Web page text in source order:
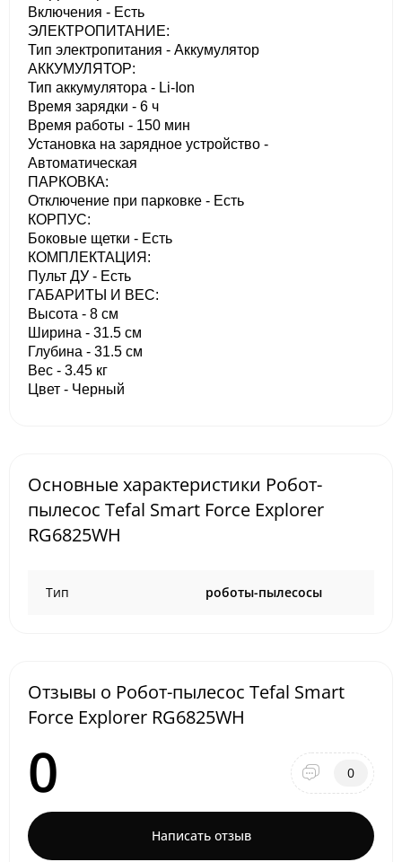
Включения - Есть
ЭЛЕКТРОПИТАНИЕ:
Тип электропитания - Аккумулятор
АККУМУЛЯТОР:
Тип аккумулятора - Li-Ion
Время зарядки - 6 ч
Время работы - 150 мин
Установка на зарядное устройство -
Автоматическая
ПАРКОВКА:
Отключение при парковке - Есть
КОРПУС:
Боковые щетки - Есть
КОМПЛЕКТАЦИЯ:
Пульт ДУ - Есть
ГАБАРИТЫ И ВЕС:
Высота - 8 см
Ширина - 31.5 см
Глубина - 31.5 см
Вес - 3.45 кг
Цвет - Черный
Основные характеристики Робот-
пылесос Tefal Smart Force Explorer
RG6825WH
Тип роботы-пылесосы
Отзывы о Робот-пылесос Tefal Smart
Force Explorer RG6825WH
0 0
Написать отзыв